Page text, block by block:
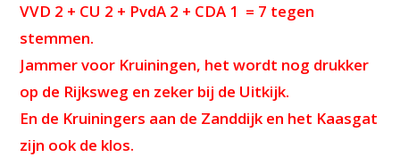
VVD 2 + CU 2 + PvdA 2 + CDA 1 = 7 tegen
stemmen.
Jammer voor Kruiningen, het wordt nog drukker
op de Rijksweg en zeker bij de Uitkijk.
En de Kruiningers aan de Zanddijk en het Kaasgat
zijn ook de klos.